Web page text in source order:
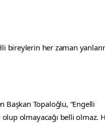
bireylerin her zaman
Başkan Topaloğlu, “Engelli
olup olmayacağı belli olmaz.